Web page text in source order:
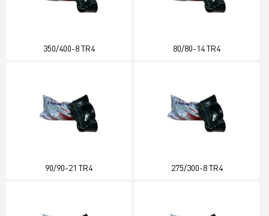
350/400-8 TR4 80/80-14 TR4
90/90-21 TR4 275/300-8 TR4